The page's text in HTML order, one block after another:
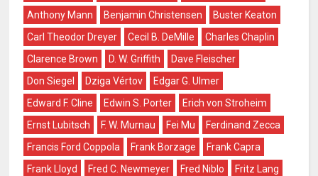
Anthony Mann
Benjamin Christensen
Buster Keaton
Carl Theodor Dreyer
Cecil B. DeMille
Charles Chaplin
Clarence Brown
D. W. Griffith
Dave Fleischer
Don Siegel
Dziga Vértov
Edgar G. Ulmer
Edward F. Cline
Edwin S. Porter
Erich von Stroheim
Ernst Lubitsch
F. W. Murnau Fei Mu
Ferdinand Zecca
Francis Ford Coppola
Frank Borzage
Frank Capra
Frank Lloyd
Fred C. Newmeyer Fred Niblo
Fritz Lang